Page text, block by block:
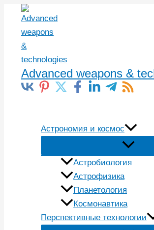
Перейти
содержимому
Advanced weapons &
Астрономия и космос
Астробиология
Астрофизика
Планетология
Космонавтика
Перспективные технологии